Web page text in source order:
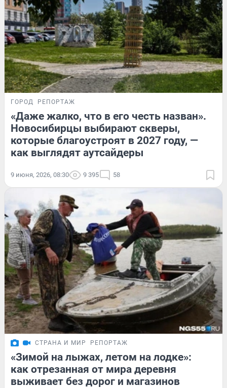
ГОРОД РЕПОРТАЖ
«Даже жалко, что в его честь назван».
Новосибирцы выбирают скверы,
которые благоустроят в 2027 году, —
как выглядят аутсайдеры
9 июня, 2026, 08:30 9 395 58
СТРАНА И МИР РЕПОРТАЖ
«Зимой на лыжах, летом на лодке»:
как отрезанная от мира деревня
выживает без дорог и магазинов